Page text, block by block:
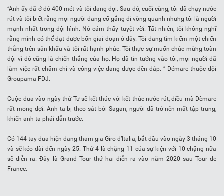
“Anh ấy đã ở đó 400 mét và tôi đang đợi. Sau đó, cuối cùng, tôi đã chạy nước
rút và tôi biết rằng mọi người đang cố gắng đi vòng quanh nhưng tôi là người
mạnh nhất trong đội hình. Nó cảm thấy tuyệt vời. Tất nhiên, tôi không nghĩ
rằng mình có thể đạt được bốn giai đoạn ở đây. Tôi đang tìm kiếm một chiến
thắng trên sân khấu và tôi rất hạnh phúc. Tôi thực sự muốn chúc mừng toàn
đội vì đó cũng là chiến thắng của họ. Họ đã tin tưởng vào tôi, mọi người đã
làm việc rất chăm chỉ và công việc đang được đền đáp. ” Démare thuộc đội
Groupama FDJ.
Cuộc đua vào ngày thứ Tư sẽ kết thúc với kết thúc nước rút, điều mà Dèmare
rất mong đợi. Anh ta bị theo sát bởi Sagan, người đã trở nên mất tập trung,
khiến anh ta phải dẫn trước.
Có 144 tay đua hiện đang tham gia Giro d’Italia, bắt đầu vào ngày 3 tháng 10
và sẽ kéo dài đến ngày 25. Thứ 4 là chặng 11 của sự kiện với 10 chặng nữa
sẽ diễn ra. Đây là Grand Tour thứ hai diễn ra vào năm 2020 sau Tour de
France.